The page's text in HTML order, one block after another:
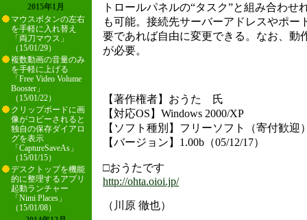
2015年1月
マウスボタンの左右
を手軽に入れ替え
「両刀マウス」
（15/01/29）
複数動画の音量のみ
を手軽に上げる
「Free Video Volume
Booster」
（15/01/22）
クリップボードに画
像がコピーされると
独自の保存ダイアロ
グを表示
「CaptureSaveAs」
（15/01/15）
デスクトップを機能
的に整理するアプリ
起動ランチャー
「Nimi Places」
（15/01/08）
トロールパネルの“タスク”と組み合わせ
も可能。接続先サーバーアドレスやポー
要であれば自由に変更できる。なお、動
が必要。
【著作権者】おうた 氏
【対応OS】Windows 2000/XP
【ソフト種別】フリーソフト（寄付歓迎
【バージョン】1.00b（05/12/17）
□おうたです
http://ohta.oioi.jp/
（川原 徹也）